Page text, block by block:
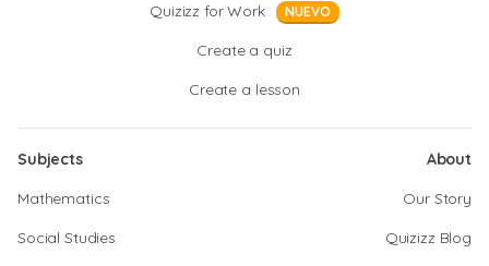
Quizizz for Work NUEVO
Create a quiz
Create a lesson
Subjects
Mathematics
Social Studies
About
Our Story
Quizizz Blog